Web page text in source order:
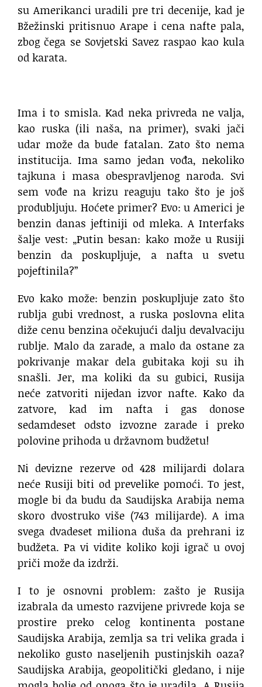
su Amerikanci uradili pre tri decenije, kad je
Bžežinski pritisnuo Arape i cena nafte pala,
zbog čega se Sovjetski Savez raspao kao kula
od karata.
Ima i to smisla. Kad neka privreda ne valja,
kao ruska (ili naša, na primer), svaki jači
udar može da bude fatalan. Zato što nema
institucija. Ima samo jedan vođa, nekoliko
tajkuna i masa obespravljenog naroda. Svi
sem vođe na krizu reaguju tako što je još
produbljuju. Hoćete primer? Evo: u Americi je
benzin danas jeftiniji od mleka. A Interfaks
šalje vest: „Putin besan: kako može u Rusiji
benzin da poskupljuje, a nafta u svetu
pojeftinila?”
Evo kako može: benzin poskupljuje zato što
rublja gubi vrednost, a ruska poslovna elita
diže cenu benzina očekujući dalju devalvaciju
rublje. Malo da zarade, a malo da ostane za
pokrivanje makar dela gubitaka koji su ih
snašli. Jer, ma koliki da su gubici, Rusija
neće zatvoriti nijedan izvor nafte. Kako da
zatvore, kad im nafta i gas donose
sedamdeset odsto izvozne zarade i preko
polovine prihoda u državnom budžetu!
Ni devizne rezerve od 428 milijardi dolara
neće Rusiji biti od prevelike pomoći. To jest,
mogle bi da budu da Saudijska Arabija nema
skoro dvostruko više (743 milijarde). A ima
svega dvadeset miliona duša da prehrani iz
budžeta. Pa vi vidite koliko koji igrač u ovoj
priči može da izdrži.
I to je osnovni problem: zašto je Rusija
izabrala da umesto razvijene privrede koja se
prostire preko celog kontinenta postane
Saudijska Arabija, zemlja sa tri velika grada i
nekoliko gusto naseljenih pustinjskih oaza?
Saudijska Arabija, geopolitički gledano, i nije